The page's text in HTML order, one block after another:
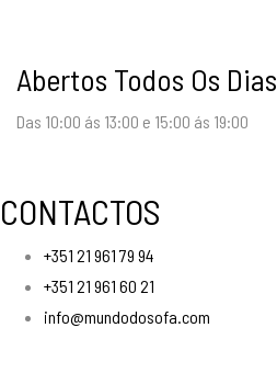
Abertos Todos Os Dias
Das 10:00 ás 13:00 e 15:00 ás 19:00
CONTACTOS
+351 21 961 79 94
+351 21 961 60 21
info@mundodosofa.com